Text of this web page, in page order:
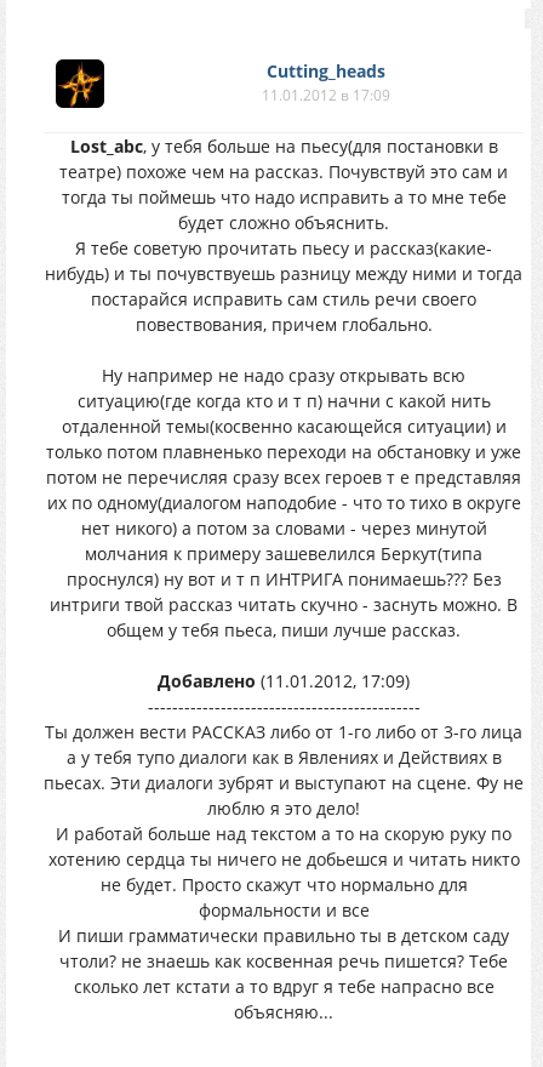
Cutting_heads
11.01.2012 в 17:09
Lost_abc, у тебя больше на пьесу(для постановки в
театре) похоже чем на рассказ. Почувствуй это сам и
тогда ты поймешь что надо исправить а то мне тебе
будет сложно объяснить.
Я тебе советую прочитать пьесу и рассказ(какие-
нибудь) и ты почувствуешь разницу между ними и тогда
постарайся исправить сам стиль речи своего
повествования, причем глобально.
Ну например не надо сразу открывать всю
ситуацию(где когда кто и т п) начни с какой нить
отдаленной темы(косвенно касающейся ситуации) и
только потом плавненько переходи на обстановку и уже
потом не перечисляя сразу всех героев т е представляя
их по одному(диалогом наподобие - что то тихо в округе
нет никого) а потом за словами - через минутой
молчания к примеру зашевелился Беркут(типа
проснулся) ну вот и т п ИНТРИГА понимаешь??? Без
интриги твой рассказ читать скучно - заснуть можно. В
общем у тебя пьеса, пиши лучше рассказ.
Добавлено (11.01.2012, 17:09)
---------------------------------------------
Ты должен вести РАССКАЗ либо от 1-го либо от 3-го лица
а у тебя тупо диалоги как в Явлениях и Действиях в
пьесах. Эти диалоги зубрят и выступают на сцене. Фу не
люблю я это дело!
И работай больше над текстом а то на скорую руку по
хотению сердца ты ничего не добьешся и читать никто
не будет. Просто скажут что нормально для
формальности и все
И пиши грамматически правильно ты в детском саду
чтоли? не знаешь как косвенная речь пишется? Тебе
сколько лет кстати а то вдруг я тебе напрасно все
объясняю...